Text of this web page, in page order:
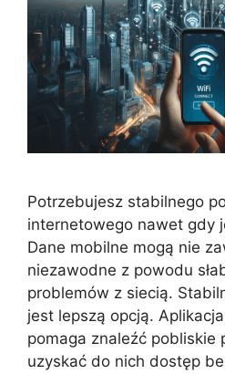
Potrzebujesz stabilnego
internetowego nawet gdy
Dane mobilne mogą nie
niezawodne z powodu
problemów z siecią.
jest lepszą opcją.
pomaga znaleźć pobliskie
uzyskać do nich dostęp